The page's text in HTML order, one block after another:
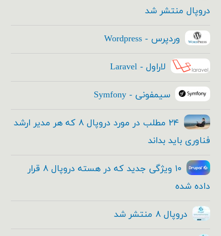
دروپال منتشر شد
وردپرس - Wordpress
لاراول - Laravel
سیمفونی - Symfony
۲۴ مطلب در مورد دروپال ۸ که هر مدیر ارشد
فناوری باید بداند
۱۰ ویژگی جدید که در هسته دروپال ۸ قرار
داده شده
دروپال ۸ منتشر شد